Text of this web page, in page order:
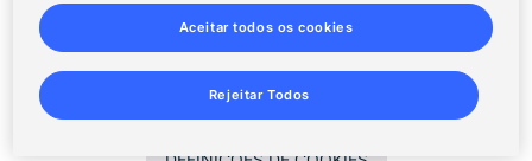
©2014-2026 Solenis
Rejeitar Todos
Aceitar todos os cookies